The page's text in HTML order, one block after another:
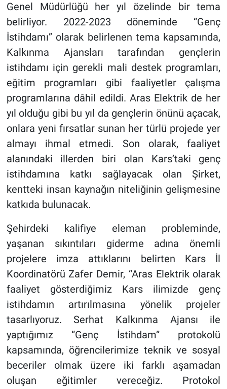
Genel Müdürlüğü her yıl özelinde bir tema
belirliyor. 2022-2023 döneminde “Genç
İstihdamı” olarak belirlenen tema kapsamında,
Kalkınma Ajansları tarafından gençlerin
istihdamı için gerekli mali destek programları,
eğitim programları gibi faaliyetler çalışma
programlarına dâhil edildi. Aras Elektrik de her
yıl olduğu gibi bu yıl da gençlerin önünü açacak,
onlara yeni fırsatlar sunan her türlü projede yer
almayı ihmal etmedi. Son olarak, faaliyet
alanındaki illerden biri olan Kars’taki genç
istihdamına katkı sağlayacak olan Şirket,
kentteki insan kaynağın niteliğinin gelişmesine
katkıda bulunacak.
Şehirdeki kalifiye eleman probleminde,
yaşanan sıkıntıları giderme adına önemli
projelere imza attıklarını belirten Kars İl
Koordinatörü Zafer Demir, “Aras Elektrik olarak
faaliyet gösterdiğimiz Kars ilimizde genç
istihdamın artırılmasına yönelik projeler
tasarlıyoruz. Serhat Kalkınma Ajansı ile
yaptığımız “Genç İstihdam” protokolü
kapsamında, öğrencilerimize teknik ve sosyal
beceriler olmak üzere iki farklı aşamadan
oluşan eğitimler vereceğiz. Protokol